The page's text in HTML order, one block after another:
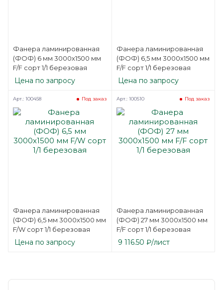
Фанера ламинированная
(ФОФ) 6 мм 3000х1500 мм
F/F сорт 1/1 березовая
Цена по запросу
Фанера ламинированная
(ФОФ) 6,5 мм 3000х1500 мм
F/F сорт 1/1 березовая
Цена по запросу
Фанера ламинированная
(ФОФ) 6,5 мм 3000х1500 мм
F/W сорт 1/1 березовая
Под заказ
Арт.: 100458
Цена по запросу
Фанера ламинированная
(ФОФ) 27 мм 3000х1500 мм
F/F сорт 1/1 березовая
Под заказ
Арт.: 100510
9 116.50 ₽/лист